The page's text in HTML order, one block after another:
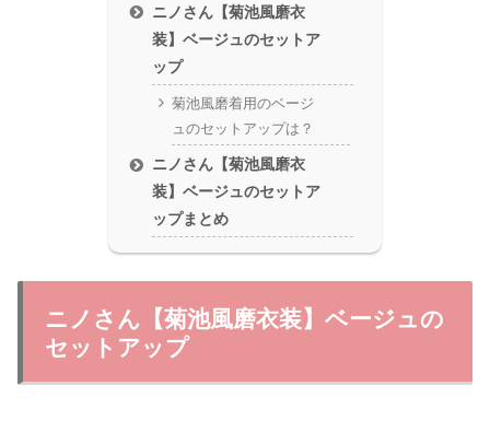
ニノさん【菊池風磨衣
装】ベージュのセットア
ップ
菊池風磨着用のベージ
ュのセットアップは？
ニノさん【菊池風磨衣
装】ベージュのセットア
ップまとめ
ニノさん【菊池風磨衣装】ベージュの
セットアップ